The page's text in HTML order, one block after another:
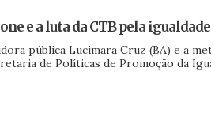
e a luta da CTB pela
pública Lucimara Cruz (BA) e a
de Políticas de Promoção da